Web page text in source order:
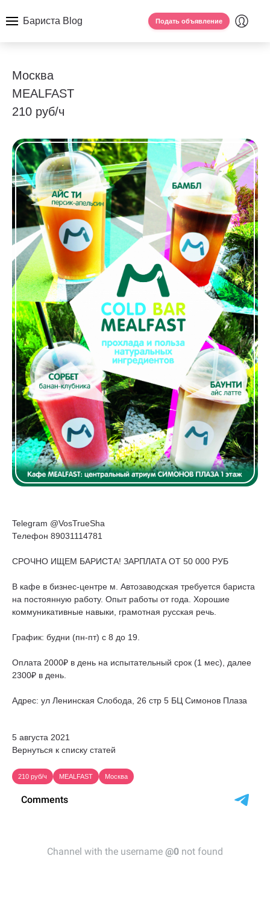
Бариста Blog Подать объявление
Москва
MEALFAST
210 руб/ч
Telegram @VosTrueSha
Телефон 89031114781
СРОЧНО ИЩЕМ БАРИСТА! ЗАРПЛАТА ОТ 50 000 РУБ
В кафе в бизнес-центре м. Автозаводская требуется бариста
на постоянную работу. Опыт работы от года. Хорошие
коммуникативные навыки, грамотная русская речь.
График: будни (пн-пт) с 8 до 19.
Оплата 2000₽ в день на испытательный срок (1 мес), далее
2300₽ в день.
Адрес: ул Ленинская Слобода, 26 стр 5 БЦ Симонов Плаза
5 августа 2021
Вернуться к списку статей
210 руб/ч MEALFAST Москва